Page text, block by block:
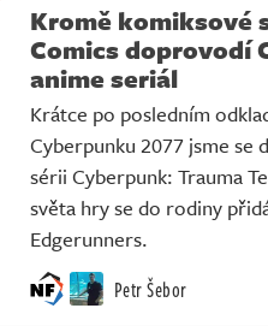
Kromě komiksové
Comics doprovodí
anime seriál
Krátce po posledním
Cyberpunku 2077 jsme se
sérii Cyberpunk: Trauma
světa hry se do rodiny
Edgerunners.
Petr Šebor